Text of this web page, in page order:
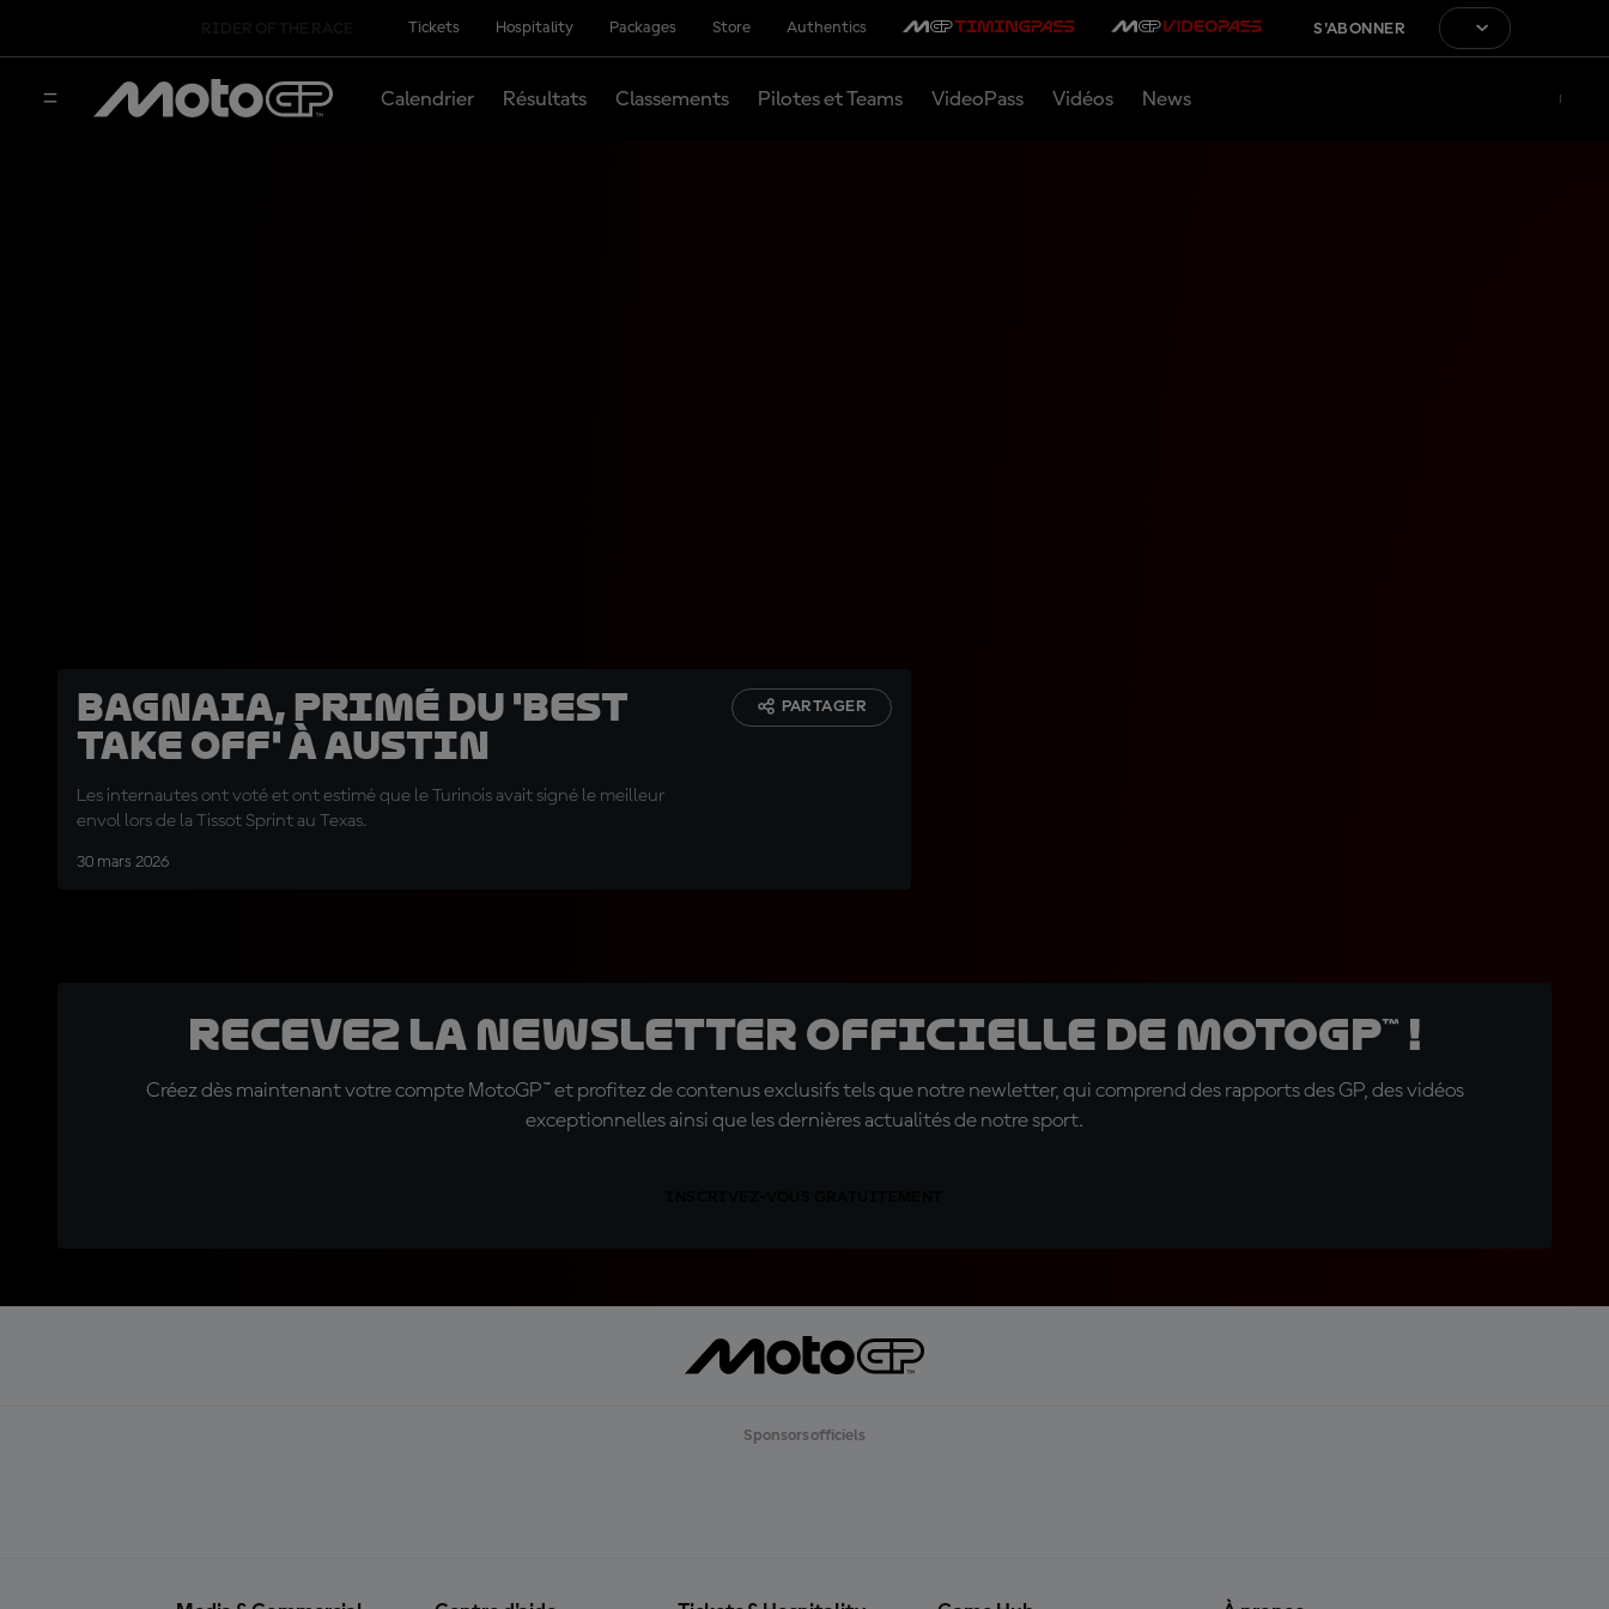
Tickets Hospitality Packages Store Authentics S'ABONNER
Calendrier Résultats Classements Pilotes et Teams VideoPass Vidéos News
Bagnaia, primé du 'Best
Take Off' à Austin
Les internautes ont voté et ont estimé que le Turinois avait signé le meilleur
envol lors de la Tissot Sprint au Texas.
30 mars 2026
PARTAGER
Recevez la Newsletter officielle de MotoGP™ !
Créez dès maintenant votre compte MotoGP™ et profitez de contenus exclusifs tels que notre newletter, qui comprend des rapports des GP, des vidéos
exceptionnelles ainsi que les dernières actualités de notre sport.
Sponsors officiels